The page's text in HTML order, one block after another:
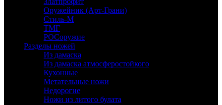
Оружейник (Арт-Грани)
Стиль-М
ТМГ
РОСоружие
Разделы ножей
Из дамаска
Из дамаска атмосферостойкого
Кухонные
Метательные ножи
Недорогие
Ножи из литого булата